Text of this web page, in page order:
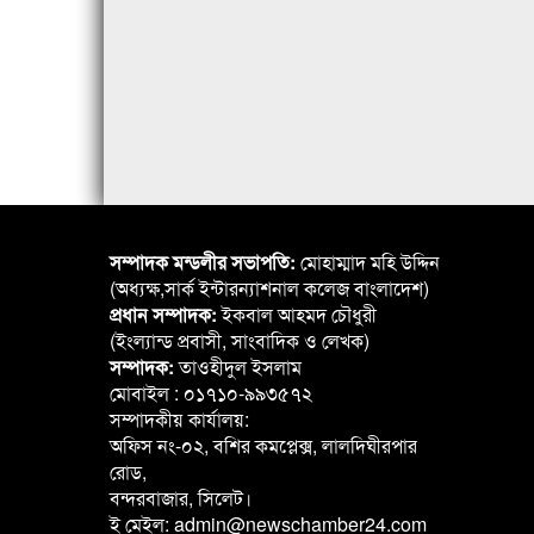
সম্পাদক মন্ডলীর সভাপতি: মোহাম্মাদ মহি উদ্দিন
(অধ্যক্ষ,সার্ক ইন্টারন্যাশনাল কলেজ বাংলাদেশ)
প্রধান সম্পাদক:ইকবাল আহমদ চৌধুরী
(ইংল্যান্ড প্রবাসী, সাংবাদিক ও লেখক)
সম্পাদক:তাওহীদুল ইসলাম
মোবাইল : ০১৭১০-৯৯৩৫৭২
সম্পাদকীয় কার্যালয়:
অফিস নং-০২, বশির কমপ্লেক্স, লালদিঘীরপার
রোড,
বন্দরবাজার, সিলেট।
ই মেইল: admin@newschamber24.com